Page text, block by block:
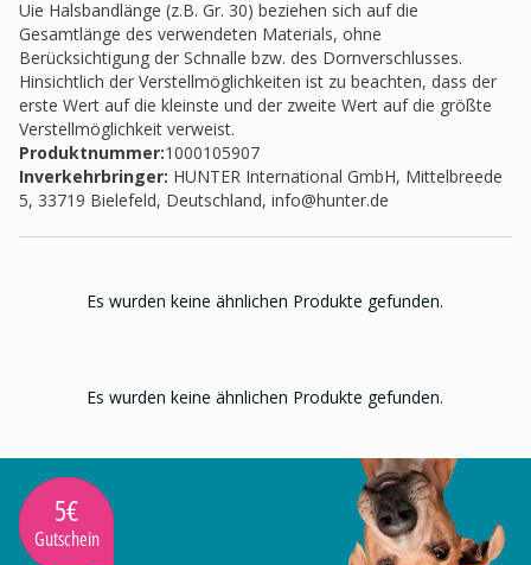
Uie Halsbandlänge (z.B. Gr. 30) beziehen sich auf die
Gesamtlänge des verwendeten Materials, ohne
Berücksichtigung der Schnalle bzw. des Dornverschlusses.
Hinsichtlich der Verstellmöglichkeiten ist zu beachten, dass der
erste Wert auf die kleinste und der zweite Wert auf die größte
Verstellmöglichkeit verweist.
Produktnummer:1000105907
Inverkehrbringer: HUNTER International GmbH, Mittelbreede
5, 33719 Bielefeld, Deutschland, info@hunter.de
Es wurden keine ähnlichen Produkte gefunden.
Es wurden keine ähnlichen Produkte gefunden.
5€
Gutschein